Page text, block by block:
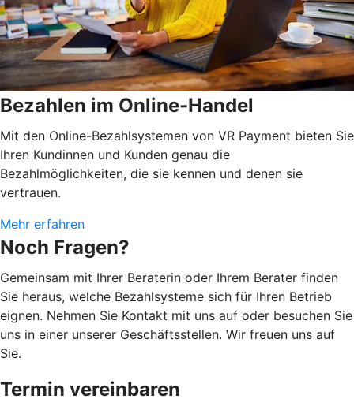
Bezahlen im Online-Handel
Mit den Online-Bezahlsystemen von VR Payment bieten Sie
Ihren Kundinnen und Kunden genau die
Bezahlmöglichkeiten, die sie kennen und denen sie
vertrauen.
Mehr erfahren
Noch Fragen?
Gemeinsam mit Ihrer Beraterin oder Ihrem Berater finden
Sie heraus, welche Bezahlsysteme sich für Ihren Betrieb
eignen. Nehmen Sie Kontakt mit uns auf oder besuchen Sie
uns in einer unserer Geschäftsstellen. Wir freuen uns auf
Sie.
Termin vereinbaren